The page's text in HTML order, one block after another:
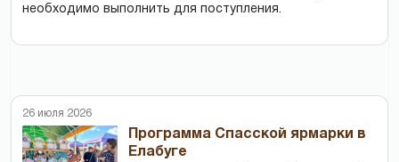
необходимо выполнить для поступления.
26 июля 2026
Программа Спасской ярмарки в
Елабуге